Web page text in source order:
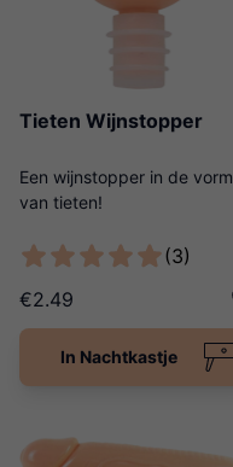
Tieten Wijnstopper
Een wijnstopper in de vorm
van tieten!
(3)
€2.49
In Nachtkastje